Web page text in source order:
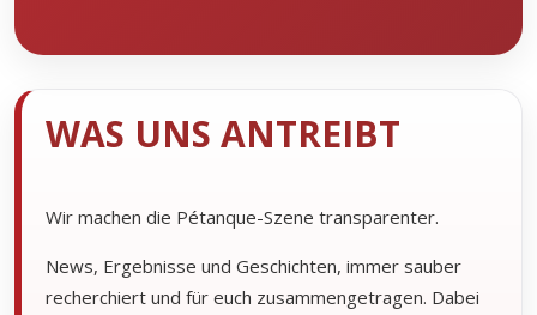
WAS UNS ANTREIBT
Wir machen die Pétanque-Szene transparenter.
News, Ergebnisse und Geschichten, immer sauber
recherchiert und für euch zusammengetragen. Dabei